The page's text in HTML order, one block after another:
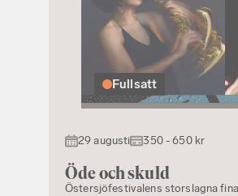
Fullsatt
29 augusti 350 - 650 kr
Öde och skuld
Östersjöfestivalens storslagna